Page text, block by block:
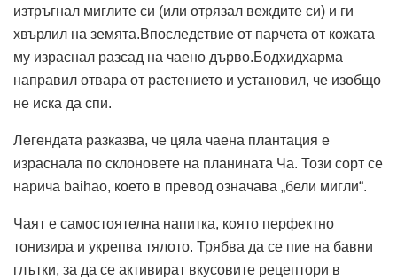
изтръгнал миглите си (или отрязал веждите си) и ги
хвърлил на земята.Впоследствие от парчета от кожата
му израснал разсад на чаено дърво.Бодхидхарма
направил отвара от растението и установил, че изобщо
не иска да спи.
Легендата разказва, че цяла чаена плантация е
израснала по склоновете на планината Ча. Този сорт се
нарича baihao, което в превод означава „бели мигли“.
Чаят е самостоятелна напитка, която перфектно
тонизира и укрепва тялото. Трябва да се пие на бавни
глътки, за да се активират вкусовите рецептори в